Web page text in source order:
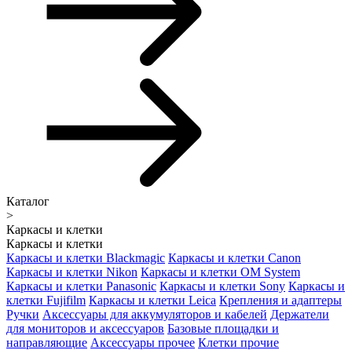
Каталог
>
Каркасы и клетки
Каркасы и клетки
Каркасы и клетки Blackmagic Каркасы и клетки Canon
Каркасы и клетки Nikon Каркасы и клетки OM System
Каркасы и клетки Panasonic Каркасы и клетки Sony Каркасы и
клетки Fujifilm Каркасы и клетки Leica Крепления и адаптеры
Ручки Аксессуары для аккумуляторов и кабелей Держатели
для мониторов и аксессуаров Базовые площадки и
направляющие Аксессуары прочее Клетки прочие